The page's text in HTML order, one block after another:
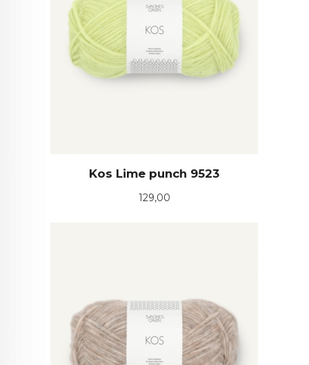
Kos Lime punch 9523
Pris
129,00